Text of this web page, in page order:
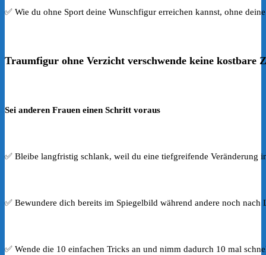
✅ Wie du ohne Sport deine Wunschfigur erreichen kannst, ohne
Traumfigur ohne Verzicht verschwende keine kostbare
Sei anderen Frauen einen Schritt voraus
✅ Bleibe langfristig schlank, weil du eine tiefgreifende Veränderung
✅ Bewundere dich bereits im Spiegelbild während andere noch nach
✅ Wende die 10 einfachen Tricks an und nimm dadurch 10 mal